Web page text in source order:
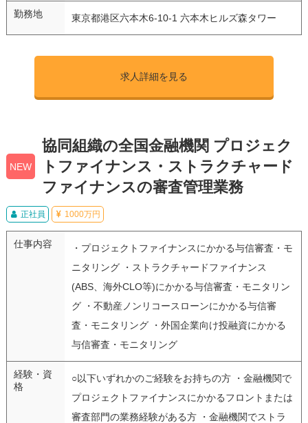
勤務地 東京都港区六本木6-10-1 六本木ヒルズ森タワー
求人詳細を見る
NEW
協同組織の全国金融機関 プロジェク
トファイナンス・ストラクチャード
ファイナンスの審査管理業務
正社員 1000万円
仕事内容
・プロジェクトファイナンスにかかる与信審査・モ
ニタリング ・ストラクチャードファイナンス
(ABS、海外CLO等)にかかる与信審査・モニタリン
グ ・不動産ノンリコースローンにかかる与信審
査・モニタリング ・外国企業向け投融資にかかる
与信審査・モニタリング
経験・資
格
○以下いずれかのご経験をお持ちの方 ・金融機関で
プロジェクトファイナンスにかかるフロントまたは
審査部門の業務経験がある方 ・金融機関でストラ